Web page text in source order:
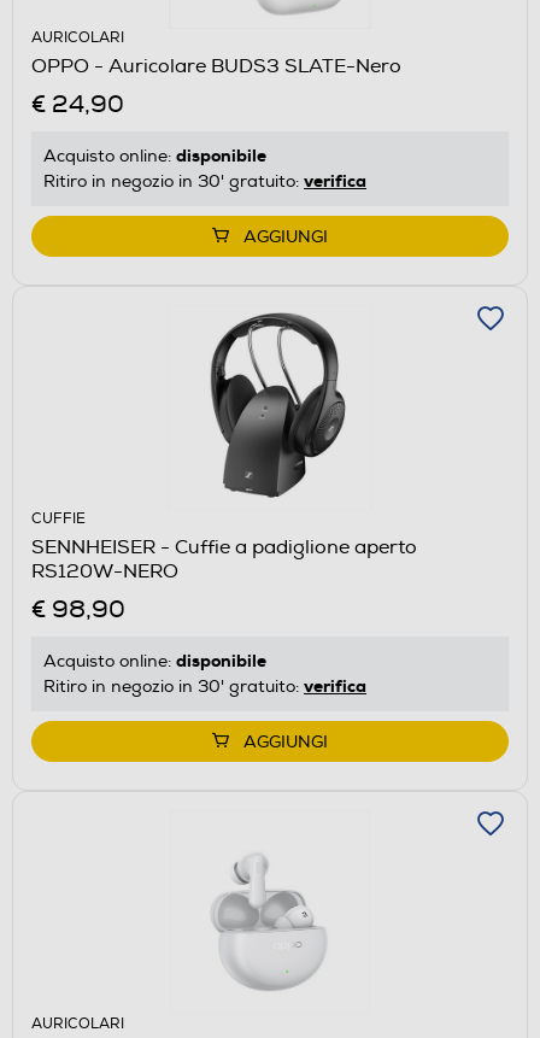
AURICOLARI
OPPO - Auricolare BUDS3 SLATE-Nero
€ 24,90
Acquisto online: disponibile
Ritiro in negozio in 30' gratuito: verifica
AGGIUNGI
CUFFIE
SENNHEISER - Cuffie a padiglione aperto
RS120W-NERO
€ 98,90
Acquisto online: disponibile
Ritiro in negozio in 30' gratuito: verifica
AGGIUNGI
AURICOLARI